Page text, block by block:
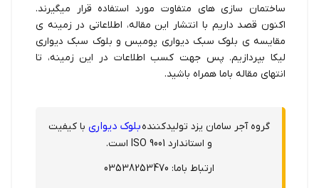
ساختمان سازی های متفاوت مورد استفاده قرار میگیرند.
اکنون قصد داریم با انتشار این مقاله، اطلاعاتی در زمینه ی
مقایسه ی بلوک سبک دیواری پومیس و بلوک سبک دیواری
لیکا بپردازیم. پس جهت کسب اطلاعات در این زمینه، تا
انتهای مقاله باما همراه باشید.
گروه آجر سامان یزد تولیدکنندهبلوک دیواری با کیفیت
و استاندارد ISO 9001 است.
ارتباط باما: 03538253470